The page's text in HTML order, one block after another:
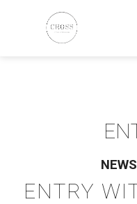
NEWS
ENTRY